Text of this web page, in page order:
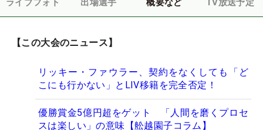
【この大会のニュース】
リッキー・ファウラー、契約をなくしても「ど
こにも行かない」とLIV移籍を完全否定！
優勝賞金5億円超をゲット 「人間を磨くプロセ
スは楽しい」の意味【舩越園子コラム】